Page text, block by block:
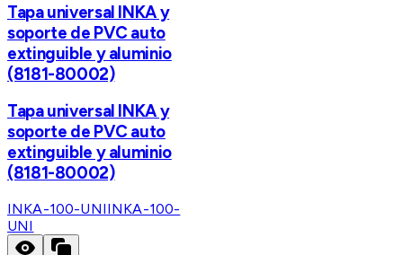
Tapa universal INKA y
soporte de PVC auto
extinguible y aluminio
(8181-80002)
Tapa universal INKA y
soporte de PVC auto
extinguible y aluminio
(8181-80002)
INKA-100-UNIINKA-100-
UNI